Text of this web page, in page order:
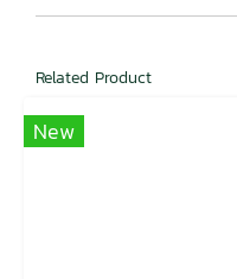
Related Product
New